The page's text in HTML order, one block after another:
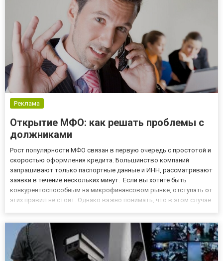
Реклама
Открытие МФО: как решать проблемы с
должниками
Рост популярности МФО связан в первую очередь с простотой и
скоростью оформления кредита. Большинство компаний
запрашивают только паспортные данные и ИНН, рассматривают
заявки в течение нескольких минут. Если вы хотите быть
конкурентоспособным на микрофинансовом рынке, отступать от
этих правил не стоит. Однако важно понимать, что в этом случае